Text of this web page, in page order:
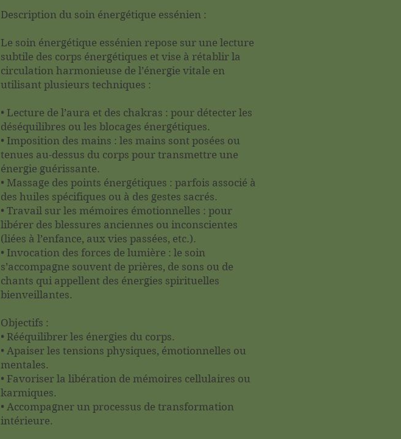
Description du soin énergétique essénien :
Le soin énergétique essénien repose sur une lecture
subtile des corps énergétiques et vise à rétablir la
circulation harmonieuse de l’énergie vitale en
utilisant plusieurs techniques :
• Lecture de l’aura et des chakras : pour détecter les
déséquilibres ou les blocages énergétiques.
• Imposition des mains : les mains sont posées ou
tenues au-dessus du corps pour transmettre une
énergie guérissante.
• Massage des points énergétiques : parfois associé à
des huiles spécifiques ou à des gestes sacrés.
• Travail sur les mémoires émotionnelles : pour
libérer des blessures anciennes ou inconscientes
(liées à l’enfance, aux vies passées, etc.).
• Invocation des forces de lumière : le soin
s’accompagne souvent de prières, de sons ou de
chants qui appellent des énergies spirituelles
bienveillantes.
Objectifs :
• Rééquilibrer les énergies du corps.
• Apaiser les tensions physiques, émotionnelles ou
mentales.
• Favoriser la libération de mémoires cellulaires ou
karmiques.
• Accompagner un processus de transformation
intérieure.